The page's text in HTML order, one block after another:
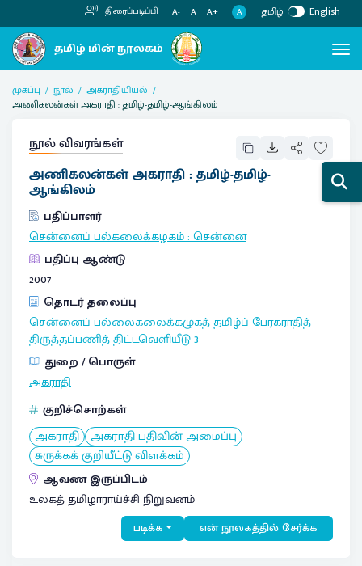
திரைப்படிப்பி A- A A+ A தமிழ் English
முகப்பு நூல்
அகராதியியல்
அணிகலன்கள் அகராதி : தமிழ்-தமிழ்-ஆங்கிலம்
நூல் விவரங்கள்
அணிகலன்கள் அகராதி : தமிழ்-தமிழ்-
ஆங்கிலம்
பதிப்பாளர்
சென்னைப் பல்கலைக்கழகம்:சென்னை
பதிப்பு ஆண்டு
2007
தொடர் தலைப்பு
சென்னைப் பல்லைகலைக்கழுகத் தமிழ்ப் பேரகராதித்
திருத்தப்பணித் திட்டவெளியீடு3
துறை / பொருள்
அகராதி
குறிச்சொற்கள்
அகராதி அகராதி பதிவின் அமைப்பு
சுருக்கக் குறியீட்டு விளக்கம்
ஆவண இருப்பிடம்
உலகத் தமிழாராய்ச்சி நிறுவனம்
படிக்க என் நூலகத்தில் சேர்க்க